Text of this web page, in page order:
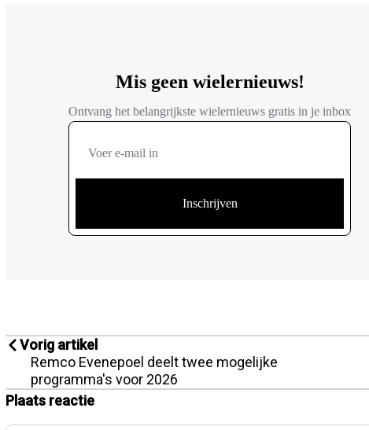
Vorig artikel
Remco Evenepoel deelt twee mogelijke
programma's voor 2026
Plaats reactie